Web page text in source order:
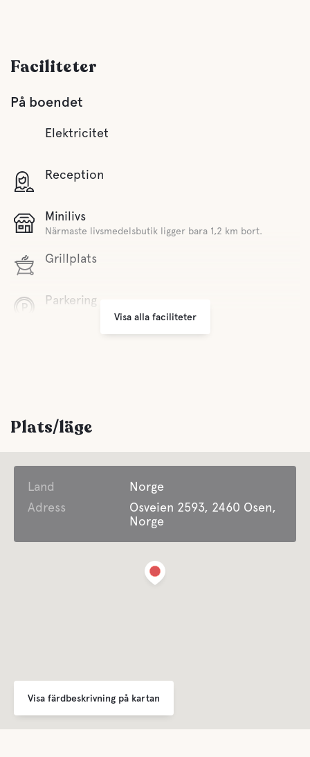
Faciliteter
På boendet
Elektricitet
Reception
Minilivs
Närmaste livsmedelsbutik ligger bara 1,2 km bort.
Grillplats
Parkering
Erbjuder Säsongscamping
Sophantering
Med sandlåda, gungställ, hinderbana, pingisbord och
Visa alla faciliteter
Plats/läge
Land
Norge
Adress
Osveien 2593, 2460 Osen,
Norge
Visa färdbeskrivning på kartan